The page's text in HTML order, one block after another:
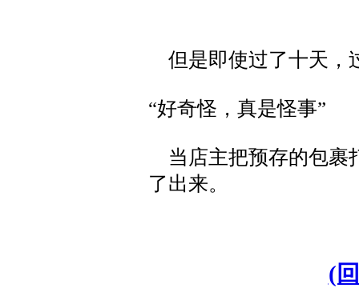
但是即使过了十天，
“好奇怪，真是怪事”
当店主把预存的包裹
了出来。
(